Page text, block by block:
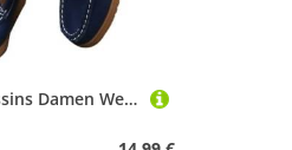
ticticlily Mokassins Damen Weiches Leder Halbschuhe rutschfest Loafers Slipper Flache Lauflernschuhe Bootsschuhe B Blau 39 EU